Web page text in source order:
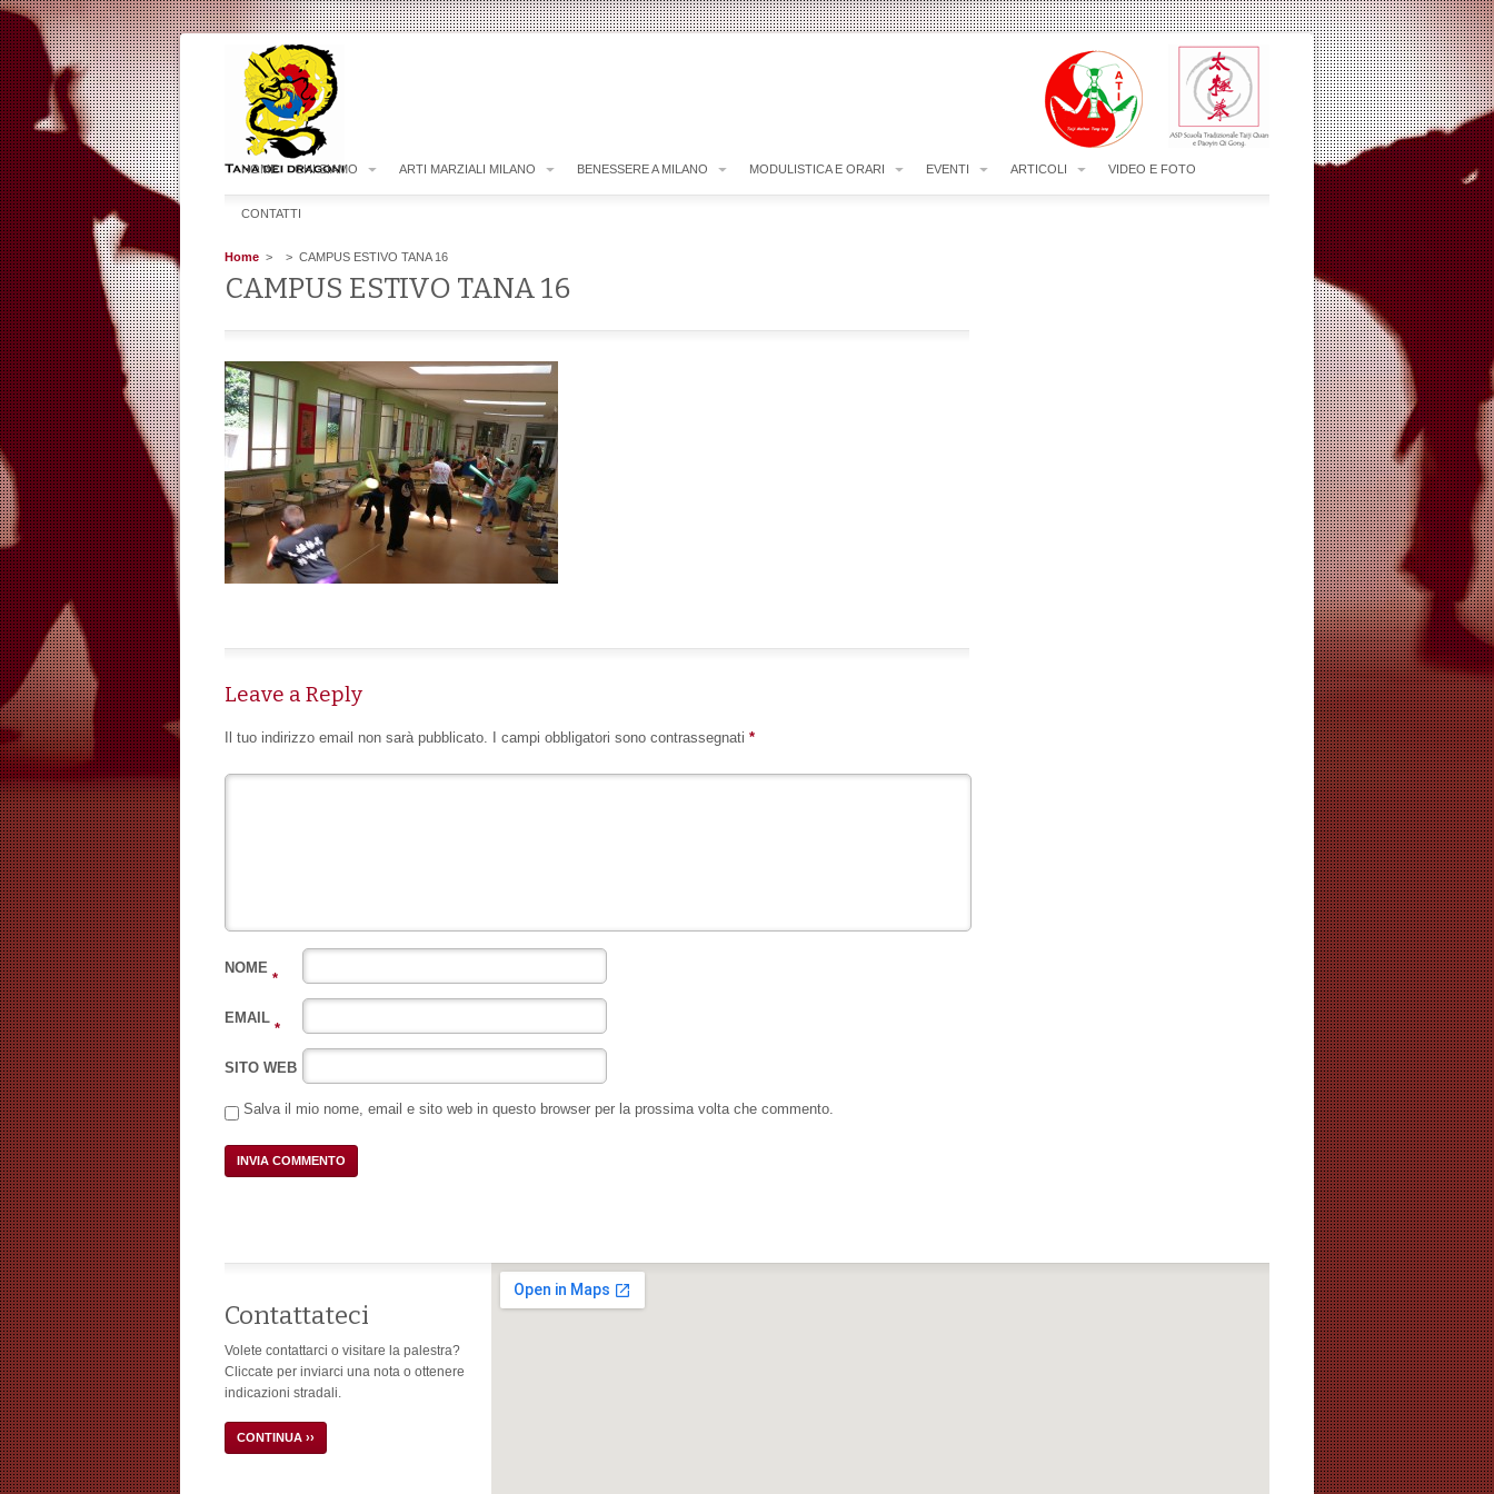
HOME CHI SIAMO ARTI MARZIALI MILANO BENESSERE A MILANO MODULISTICA E ORARI EVENTI ARTICOLI VIDEO E FOTO
CONTATTI
Home > > CAMPUS ESTIVO TANA 16
CAMPUS ESTIVO TANA 16
Leave a Reply
Il tuo indirizzo email non sarà pubblicato. I campi obbligatori sono contrassegnati *
NOME
*
EMAIL
*
SITO WEB
Salva il mio nome, email e sito web in questo browser per la prossima volta che commento.
Contattateci
Volete contattarci o visitare la palestra?
Cliccate per inviarci una nota o ottenere
indicazioni stradali.
CONTINUA ››